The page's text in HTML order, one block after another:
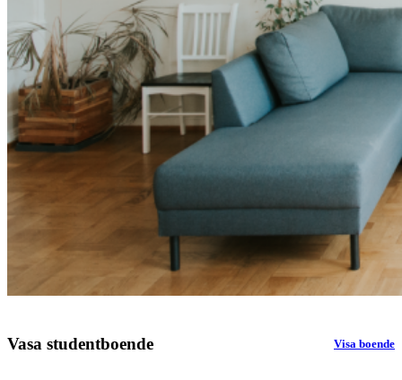
Vasa studentboende Visa boende